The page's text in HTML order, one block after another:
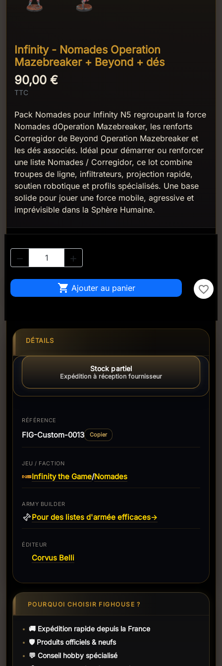
Infinity - Nomades Operation
Mazebreaker + Beyond + dés
90,00 €
TTC
Pack Nomades pour Infinity N5 regroupant la force
Nomades dOperation Mazebreaker, les renforts
Corregidor de Beyond Operation Mazebreaker et
les dés associés. Idéal pour démarrer ou renforcer
une liste Nomades / Corregidor, ce lot combine
troupes de ligne, infiltrateurs, projection rapide,
soutien robotique et profils spécialisés. Une base
solide pour jouer une force mobile, agressive et
imprévisible dans la Sphère Humaine.
 
 Ajouter au panier favorite_border
DÉTAILS
Stock partiel
Expédition à réception fournisseur
RÉFÉRENCE
FIG-Custom-0013 Copier
JEU / FACTION
Infinity the Game/Nomades
ARMY BUILDER
Pour des listes d'armée efficaces→
ÉDITEUR
Corvus Belli
POURQUOI CHOISIR FIGHOUSE ?
🚚 Expédition rapide depuis la France
🛡️ Produits officiels & neufs
💬 Conseil hobby spécialisé